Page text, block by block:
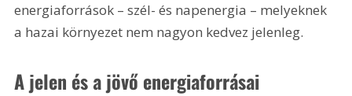
energiaforrások – szél- és napenergia – melyeknek
a hazai környezet nem nagyon kedvez jelenleg.
A jelen és a jövő energiaforrásai